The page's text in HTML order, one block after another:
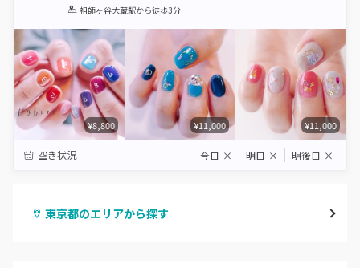
1 2 3 4 5
祖師ヶ谷大蔵駅から徒歩3分
¥8,800 ¥11,000 ¥11,000
空き状況 今日 × 明日 × 明後日 ×
東京都のエリアから探す